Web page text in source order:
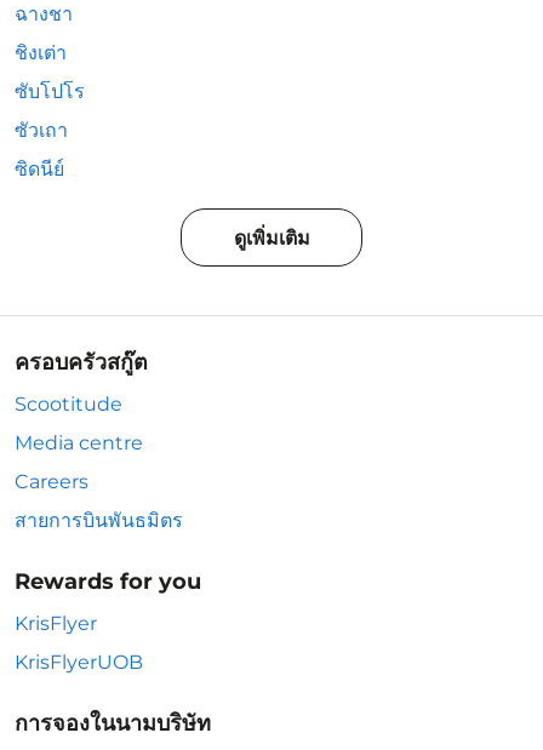
ฉางชา
ชิงเต่า
ซับโปโร
ซัวเถา
ซิดนีย์
ดูเพิ่มเติม
ครอบครัวสกู๊ต
Scootitude
Media centre
Careers
สายการบินพันธมิตร
Rewards for you
KrisFlyer
KrisFlyerUOB
การจองในนามบริษัท